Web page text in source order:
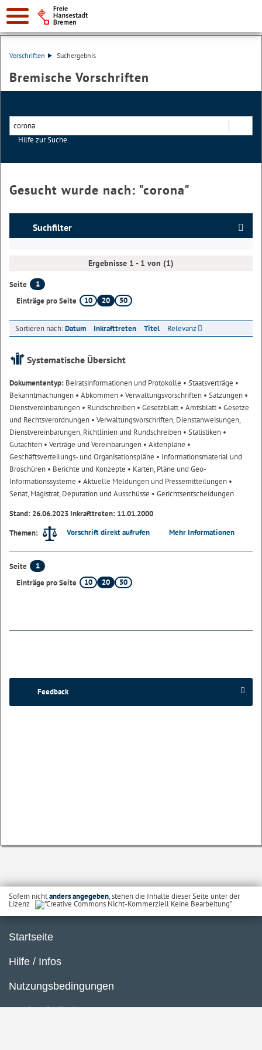
Vorschriften Suchergebnis
Bremische Vorschriften
Hilfe zur Suche
Gesucht wurde nach: "corona"
Suchfilter
Ergebnisse 1 - 1 von (1)
Seite
1
Einträge pro Seite
10 20 50
Sortieren nach:Datum Inkrafttreten Titel Relevanz
Systematische Übersicht
Dokumententyp: Beiratsinformationen und Protokolle • Staatsverträge •
Bekanntmachungen • Abkommen • Verwaltungsvorschriften • Satzungen •
Dienstvereinbarungen • Rundschreiben • Gesetzblatt• Amtsblatt• Gesetze
und Rechtsverordnungen • Verwaltungsvorschriften, Dienstanweisungen,
Dienstvereinbarungen, Richtlinien und Rundschreiben • Statistiken •
Gutachten • Verträge und Vereinbarungen • Aktenpläne •
Geschäftsverteilungs- und Organisationspläne • Informationsmaterial und
Broschüren • Berichte und Konzepte • Karten, Pläne und Geo-
Informationssysteme • Aktuelle Meldungen und Pressemitteilungen •
Senat, Magistrat, Deputation und Ausschüsse • Gerichtsentscheidungen
Stand: 26.06.2023 Inkrafttreten: 11.01.2000
Themen:
Vorschrift direkt aufrufen Mehr Informationen
Seite
1
Einträge pro Seite
10 20 50
Feedback
Sofern nichtanders angegeben, stehen die Inhalte dieser Seite unter der
Lizenz
Startseite
Hilfe / Infos
Nutzungsbedingungen
Barrierefreiheit